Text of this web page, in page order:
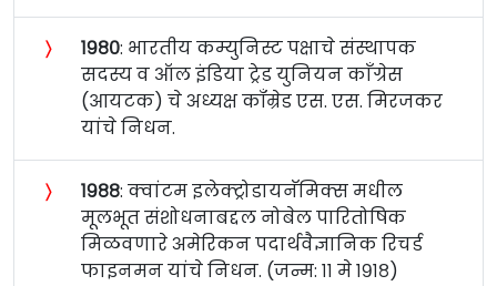
〉 १९८०: भारतीय कम्युनिस्ट पक्षाचे संस्थापक
सदस्य व ऑल इंडिया ट्रेड युनियन काँग्रेस
(आयटक) चे अध्यक्ष कॉंम्रेड एस. एस. मिरजकर
यांचे निधन.
〉 १९८८: क्‍वांटम इलेक्ट्रोडायनॅमिक्स मधील
मूलभूत संशोधनाबद्दल नोबेल पारितोषिक
मिळवणारे अमेरिकन पदार्थवैज्ञानिक रिचर्ड
फाइनमन यांचे निधन. (जन्म: ११ मे १९१८)